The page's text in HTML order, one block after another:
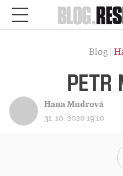
Blog |
PETR
Hana Mudrová
31. 10. 2020 19:10